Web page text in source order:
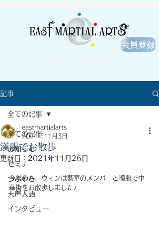
会員登録
記事
全ての記事
お知らせ
セミナー
つぶやき
天声人語
インタビュー
全ての記事
漢服でお散歩
eastmartialarts
2021年11月3日
更新日： 2021年11月26日
今年のハロウィンは藍華のメンバーと漢服で中
華街をお散歩しました♪